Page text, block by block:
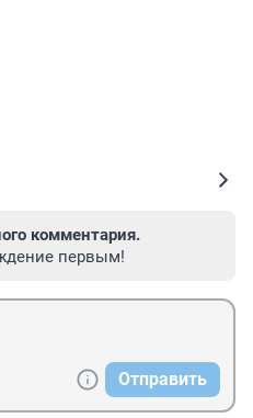
комментария.
первым!
Отправить